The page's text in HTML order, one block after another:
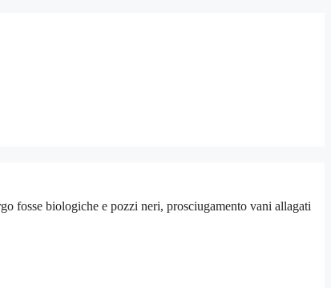
fosse biologiche e pozzi neri, prosciugamento vani allagati